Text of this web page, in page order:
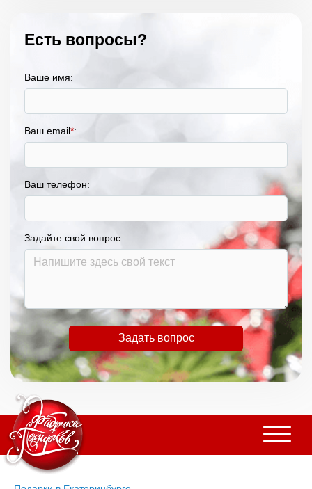
Есть вопросы?
Ваше имя:
Ваш email*:
Ваш телефон:
Задайте свой вопрос
Задать вопрос